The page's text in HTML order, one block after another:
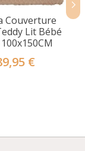
Couverture
Lit Bébé
€